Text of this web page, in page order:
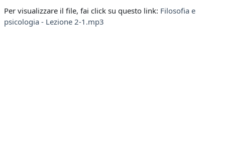
Per visualizzare il file, fai click su questo link: Filosofia e
psicologia - Lezione 2-1.mp3